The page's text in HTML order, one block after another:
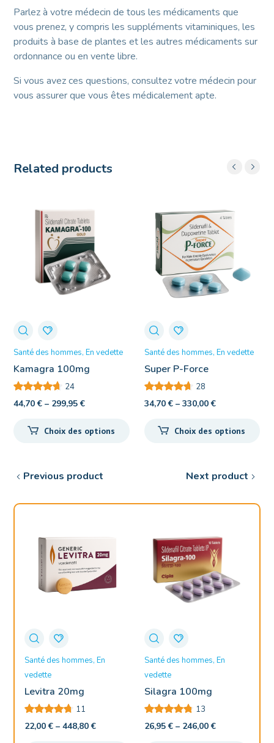
Parlez à votre médecin de tous les médicaments que
vous prenez, y compris les suppléments vitaminiques, les
produits à base de plantes et les autres médicaments sur
ordonnance ou en vente libre.
Si vous avez ces questions, consultez votre médecin pour
vous assurer que vous êtes médicalement apte.
Related products
Santé des hommes En vedette
Kamagra 100mg
24
44,70€ – 299,95€
Choix des options
Santé des hommes En vedette
Super P-Force
28
34,70€– 330,00€
Choix des options
Previous product Next product
Santé des hommes En
vedette
Levitra 20mg
11
22,00€ –448,80€
Santé des hommes En
vedette
Silagra 100mg
13
26,95€– 246,00€